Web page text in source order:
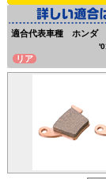
適合代表車種 ホンダ
リア